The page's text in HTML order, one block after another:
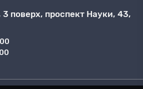
поверх, проспект Науки, 43,